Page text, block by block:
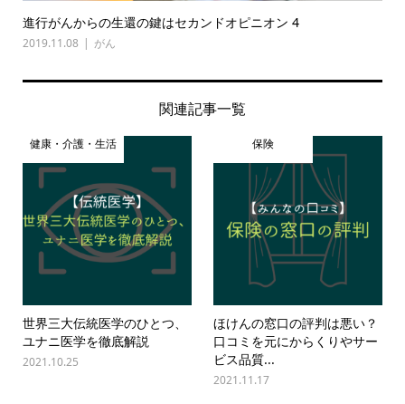
進行がんからの生還の鍵はセカンドオピニオン 4
2019.11.08 がん
関連記事一覧
健康・介護・生活
世界三大伝統医学のひとつ、
ユナニ医学を徹底解説
2021.10.25
保険
ほけんの窓口の評判は悪い？
口コミを元にからくりやサー
ビス品質...
2021.11.17